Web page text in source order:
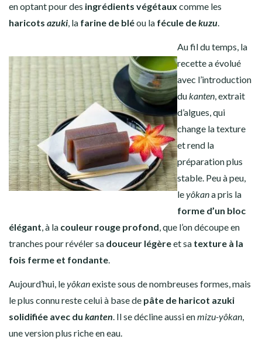
en optant pour des ingrédients végétaux comme les
haricots azuki, la farine de bléou la fécule dekuzu.
Au fil du temps, la
recette a évolué
avec l’introduction
dukanten, extrait
d’algues, qui
change la texture
et rend la
préparation plus
stable. Peu à peu,
leyôkana pris la
forme d’un bloc
élégant, à la couleur rouge profond, que l’on découpe en
tranches pour révéler sa douceur légèreet sa texture à la
fois ferme et fondante.
Aujourd’hui, leyôkanexiste sous de nombreuses formes, mais
le plus connu reste celui à base de pâte de haricot azuki
solidifiée avec du kanten. Il se décline aussi enmizu-yôkan,
une version plus riche en eau.